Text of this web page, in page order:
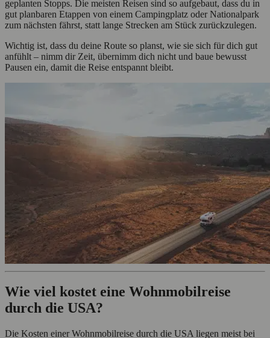
geplanten Stopps. Die meisten Reisen sind so aufgebaut, dass du in
gut planbaren Etappen von einem Campingplatz oder Nationalpark
zum nächsten fährst, statt lange Strecken am Stück zurückzulegen.
Wichtig ist, dass du deine Route so planst, wie sie sich für dich gut
anfühlt – nimm dir Zeit, übernimm dich nicht und baue bewusst
Pausen ein, damit die Reise entspannt bleibt.
Wie viel kostet eine Wohnmobilreise
durch die USA?
Die Kosten einer Wohnmobilreise durch die USA liegen meist bei